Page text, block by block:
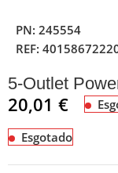
PN:245554
REF:
5-Outlet
20,01€
Esgotado